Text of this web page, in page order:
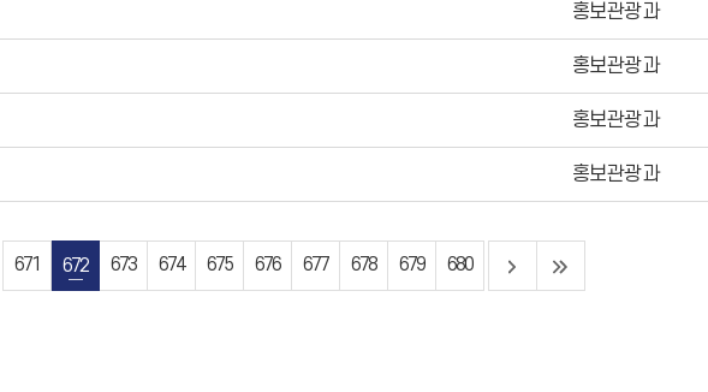
홍보관광과
홍보관광과
홍보관광과
홍보관광과
671 672 673 674 675 676 677 678 679 680